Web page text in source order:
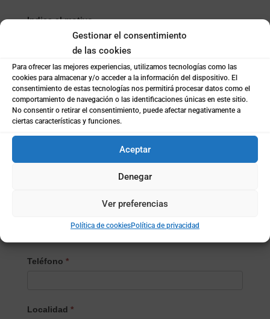
Gestionar el consentimiento
de las cookies
Para ofrecer las mejores experiencias, utilizamos tecnologías como las
cookies para almacenar y/o acceder a la información del dispositivo. El
consentimiento de estas tecnologías nos permitirá procesar datos como el
comportamiento de navegación o las identificaciones únicas en este sitio.
No consentir o retirar el consentimiento, puede afectar negativamente a
ciertas características y funciones.
Aceptar
Denegar
Ver preferencias
Política de cookiesPolítica de privacidad
Indica el motivo
Selecciona el Producto/Servicio*
Selecciona
el
Producto/Servicio
Nombre*
Apellidos
Teléfono *
Localidad *